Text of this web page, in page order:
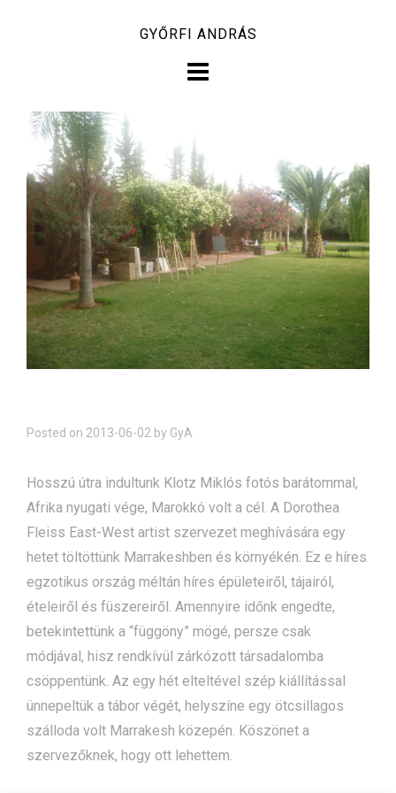
GYŐRFI ANDRÁS
Posted on 2013-06-02 by GyA
Hosszú útra indultunk Klotz Miklós fotós barátommal,
Afrika nyugati vége, Marokkó volt a cél. A Dorothea
Fleiss East-West artist szervezet meghívására egy
hetet töltöttünk Marrakeshben és környékén. Ez e híres
egzotikus ország méltán híres épületeiről, tájairól,
ételeiről és füszereiről. Amennyire időnk engedte,
betekintettünk a “függöny” mögé, persze csak
módjával, hisz rendkívül zárkózott társadalomba
csöppentünk. Az egy hét elteltével szép kiállítással
ünnepeltük a tábor végét, helyszíne egy ötcsillagos
szálloda volt Marrakesh közepén. Köszönet a
szervezőknek, hogy ott lehettem.